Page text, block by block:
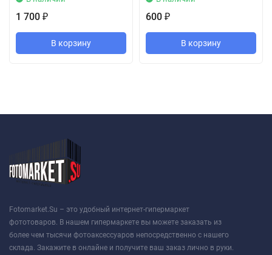
1 700 ₽
В корзину
600 ₽
В корзину
Fotomarket.Su – это удобный интернет-гипермаркет
фототоваров. В нашем гипермаркете вы можете заказать из
более чем тысячи фотоаксессуаров непосредственно с нашего
склада. Закажите в онлайне и получите ваш заказ лично в руки.